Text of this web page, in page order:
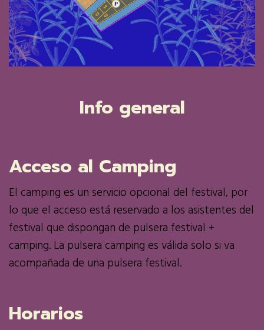
Info general
Acceso al Camping
El camping es un servicio opcional del festival, por
lo que el acceso está reservado a los asistentes del
festival que dispongan de pulsera festival +
camping. La pulsera camping es válida solo si va
acompañada de una pulsera festival.
Horarios